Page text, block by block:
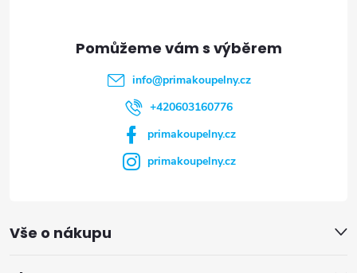
info@primakoupelny.cz
+420603160776
primakoupelny.cz
primakoupelny.cz
Vše o nákupu